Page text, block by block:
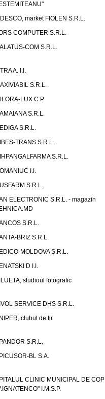
market FIOLEN S.R.L.
COMPUTER S.R.L.
COM S.R.L.
A. I.I.
S.R.L.
LUX C.P.
S.R.L.
S.R.L.
TRANS S.R.L.
S.R.L.
I.I.
S.R.L.
ELECTRONIC S.R.L. - magazin
S.R.L.
BRIZ S.R.L.
MOLDOVA S.R.L.
D I.I.
studioul fotografic
SERVICE DHS S.R.L.
clubul de tir
S.R.L.
BL S.A.
CLINIC MUNICIPAL DE COPII
I.M.S.P.